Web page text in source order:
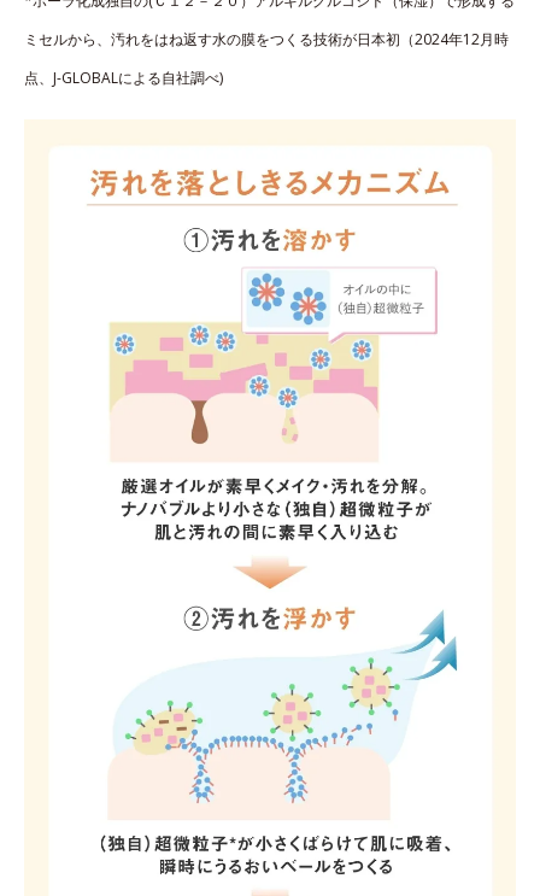
ミセルから、汚れをはね返す水の膜をつくる技術が日本初（2024年12月時
点、J-GLOBALによる自社調べ)